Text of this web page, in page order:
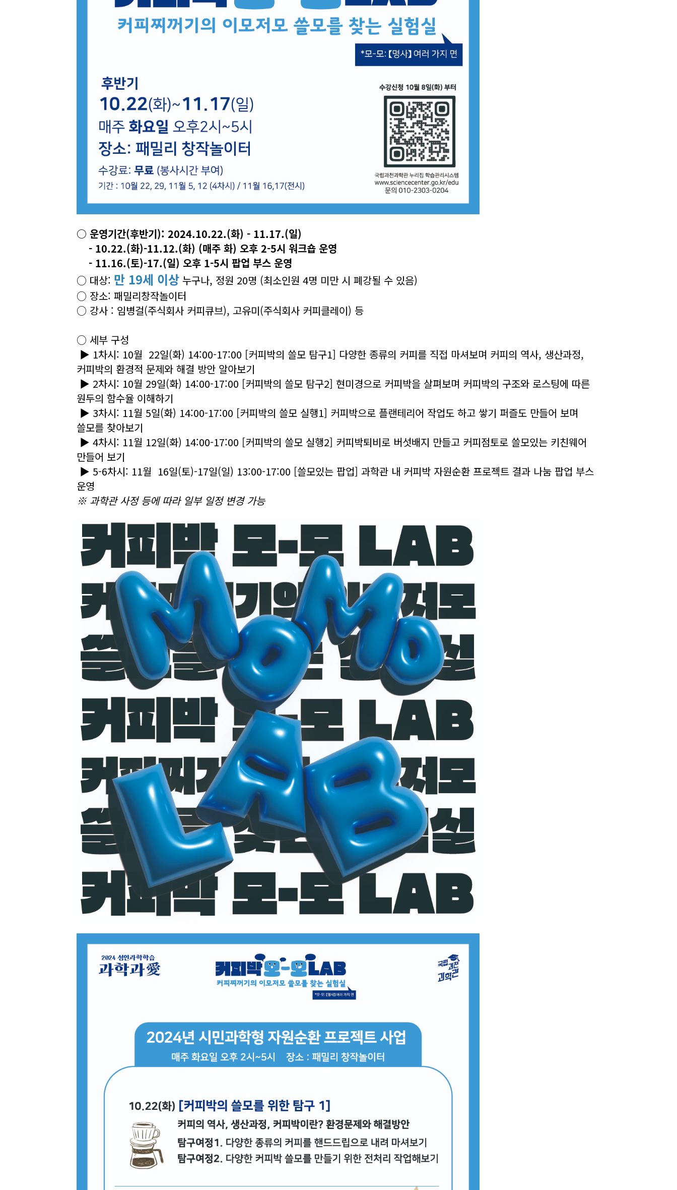
○ 운영기간(후반기): 2024.10.22.(화) - 11.17.(일)
- 10.22.(화)-11.12.(화) (매주 화) 오후 2-5시 워크숍 운영
- 11.16.(토)-17.(일) 오후 1-5시 팝업 부스 운영
○ 대상: 만 19세 이상 누구나, 정원 20명 (최소인원 4명 미만 시 폐강될 수 있음)
○ 장소: 패밀리창작놀이터
○ 강사 : 임병걸(주식회사 커피큐브), 고유미(주식회사 커피클레이) 등
○ 세부 구성
▶ 1차시: 10월 22일(화) 14:00-17:00 [커피박의 쓸모 탐구1] 다양한 종류의 커피를 직접 마셔보며 커피의 역사, 생산과정,
커피박의 환경적 문제와 해결 방안 알아보기
▶ 2차시: 10월 29일(화) 14:00-17:00 [커피박의 쓸모 탐구2] 현미경으로 커피박을 살펴보며 커피박의 구조와 로스팅에 따른
원두의 함수율 이해하기
▶ 3차시: 11월 5일(화) 14:00-17:00 [커피박의 쓸모 실행1] 커피박으로 플랜테리어 작업도 하고 쌓기 퍼즐도 만들어 보며
쓸모를 찾아보기
▶ 4차시: 11월 12일(화) 14:00-17:00 [커피박의 쓸모 실행2] 커피박퇴비로 버섯배지 만들고 커피점토로 쓸모있는 키친웨어
만들어 보기
▶ 5-6차시: 11월 16일(토)-17일(일) 13:00-17:00 [쓸모있는 팝업] 과학관 내 커피박 자원순환 프로젝트 결과 나눔 팝업 부스
운영
※ 과학관 사정 등에 따라 일부 일정 변경 가능